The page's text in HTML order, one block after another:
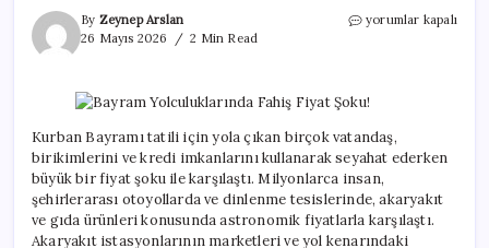
By Zeynep Arslan
26 Mayıs 2026
2 Min Read
Bayram
için
yorumlar kapalı
Kurban Bayramı tatili için yola çıkan birçok vatandaş,
birikimlerini ve kredi imkanlarını kullanarak seyahat ederken
büyük bir fiyat şoku ile karşılaştı. Milyonlarca insan,
şehirlerarası otoyollarda ve dinlenme tesislerinde, akaryakıt
ve gıda ürünleri konusunda astronomik fiyatlarla karşılaştı.
Akaryakıt istasyonlarının marketleri ve yol kenarındaki